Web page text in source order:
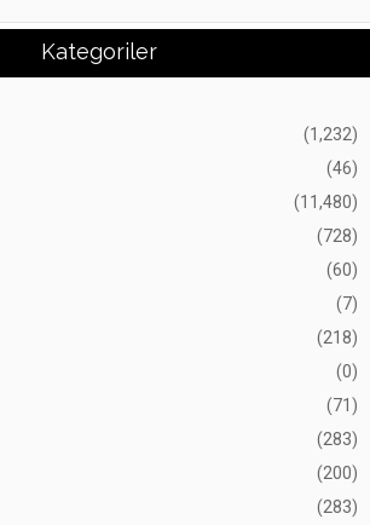
Kategoriler
(1,232)
(46)
(11,480)
(728)
(60)
(7)
(218)
(0)
(71)
(283)
(200)
(283)